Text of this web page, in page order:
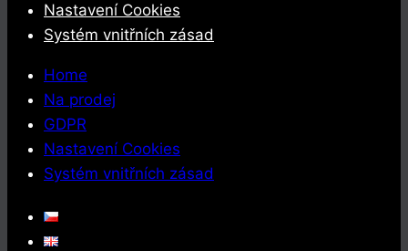
Nastavení Cookies
Systém vnitřních zásad
Home
Na prodej
GDPR
Nastavení Cookies
Systém vnitřních zásad